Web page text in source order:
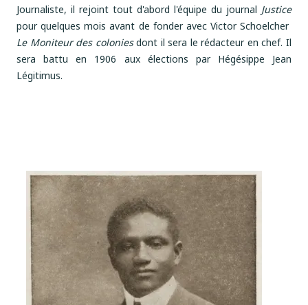
Journaliste, il rejoint tout d'abord l'équipe du journal Justice
pour quelques mois avant de fonder avec Victor Schoelcher
Le Moniteur des coloniesdont il sera le rédacteur en chef. Il
sera battu en 1906 aux élections par Hégésippe Jean
Légitimus.